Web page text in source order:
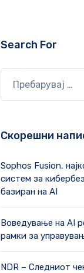
Search For
Скорешни
Sophos Fusion,
систем за
базиран на AI
Воведување на AI
рамки за
NDR – Следниот